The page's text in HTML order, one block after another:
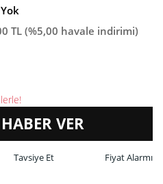
TL (%5,00 havale indirimi)
VER
Tavsiye Et
Fiyat Alarmı